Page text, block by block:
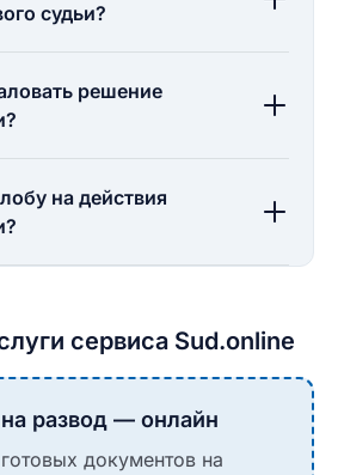
судьи?
решение
на действия
сервиса Sud.online
развод — онлайн
документов на